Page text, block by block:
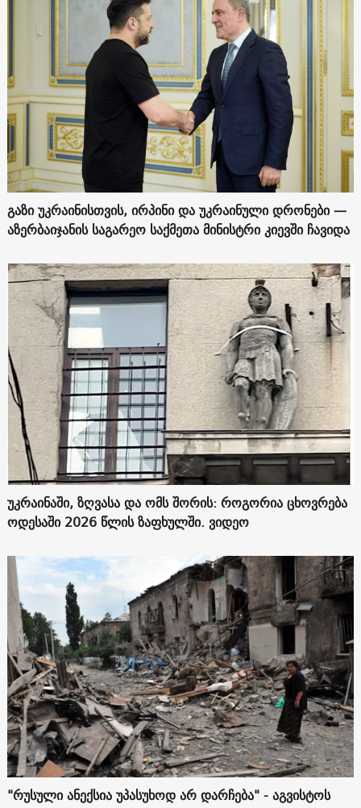
გაზი უკრაინისთვის, ირპინი და უკრაინული დრონები —
აზერბაიჯანის საგარეო საქმეთა მინისტრი კიევში ჩავიდა
უკრაინაში, ზღვასა და ომს შორის: როგორია ცხოვრება
ოდესაში 2026 წლის ზაფხულში. ვიდეო
"რუსული ანექსია უპასუხოდ არ დარჩება" - აგვისტოს